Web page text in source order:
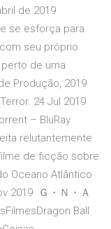
de 2019
se esforça para
seu próprio
de uma
Produção, 2019
24 Jul 2019
– BluRay
relutantemente
de ficção sobre
Oceano Atlântico
2019 Ｇ・Ｎ・Ａ
Ball